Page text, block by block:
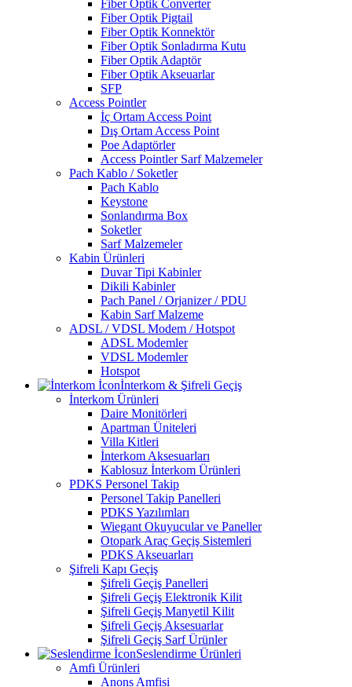
Fiber Optik Converter
Fiber Optik Pigtail
Fiber Optik Konnektör
Fiber Optik Sonladırma Kutu
Fiber Optik Adaptör
Fiber Optik Akseuarlar
SFP
Access Pointler
İç Ortam Access Point
Dış Ortam Access Point
Poe Adaptörler
Access Pointler Sarf Malzemeler
Pach Kablo / Soketler
Pach Kablo
Keystone
Sonlandırma Box
Soketler
Sarf Malzemeler
Kabin Ürünleri
Duvar Tipi Kabinler
Dikili Kabinler
Pach Panel / Orjanizer / PDU
Kabin Sarf Malzeme
ADSL / VDSL Modem / Hotspot
ADSL Modemler
VDSL Modemler
Hotspot
İnterkom & Şifreli Geçiş
İnterkom Ürünleri
Daire Monitörleri
Apartman Üniteleri
Villa Kitleri
İnterkom Aksesuarları
Kablosuz İnterkom Ürünleri
PDKS Personel Takip
Personel Takip Panelleri
PDKS Yazılımları
Wiegant Okuyucular ve Paneller
Otopark Araç Geçiş Sistemleri
PDKS Akseuarları
Şifreli Kapı Geçiş
Şifreli Geçiş Panelleri
Şifreli Geçiş Elektronik Kilit
Şifreli Geçiş Manyetil Kilit
Şifreli Geçiş Aksesuarlar
Şifreli Geçiş Sarf Ürünler
Seslendirme Ürünleri
Amfi Ürünleri
Anons Amfisi